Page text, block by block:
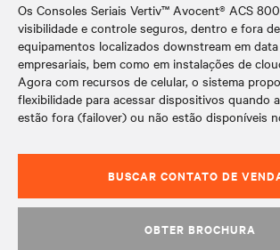
Os Consoles Seriais Vertiv™ Avocent® ACS
visibilidade e controle seguros, dentro e fora
equipamentos localizados downstream em
empresariais, bem como em instalações de
Agora com recursos de celular, o sistema
flexibilidade para acessar dispositivos quando
estão fora (failover) ou não estão disponíveis
BUSCAR CONTATO DE
OBTER BROCHURA